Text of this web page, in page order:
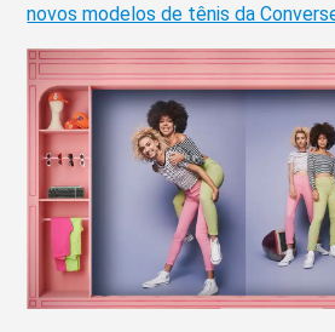
novos modelos de tênis da